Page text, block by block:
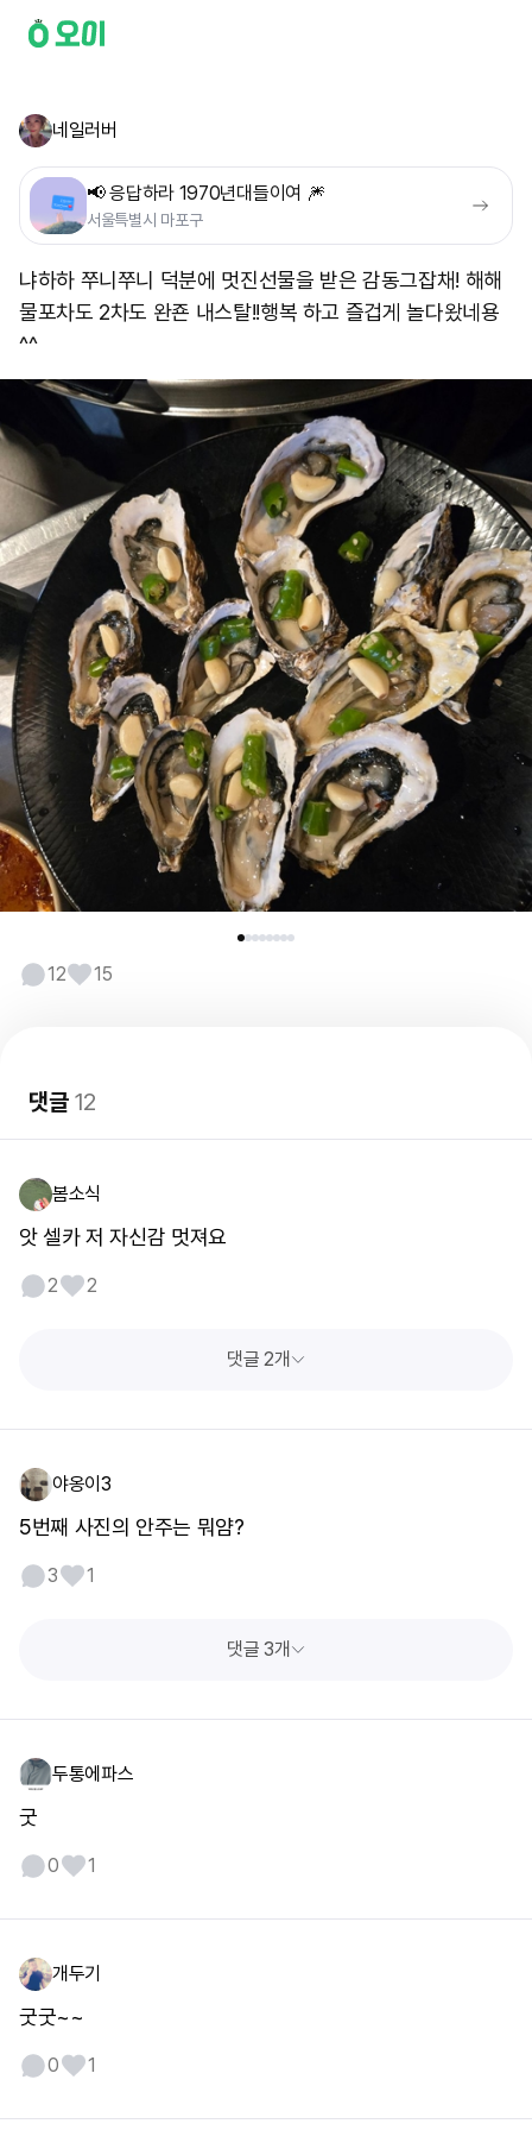
네일러버
📢 응답하라 1970년대들이여 🎆
서울특별시 마포구
냐하하 쭈니쭈니 덕분에 멋진선물을 받은 감동그잡채! 해해
물포차도 2차도 완죤 내스탈!! ​행복 하고 즐겁게 놀다왔네용
^^
12 15
댓글12
봄소식
앗 셀카 저 자신감 멋져요
2 2
댓글 2개
야옹이3
5번째 사진의 안주는 뭐얌?
3 1
댓글 3개
두통에파스
굿
0 1
개두기
굿굿~~
0 1